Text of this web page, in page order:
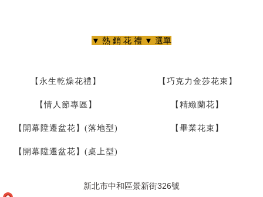
▼ 熱 銷 花 禮 ▼ 選單
【永生乾燥花禮】 【巧克力金莎花束】
【情人節專區】 【精緻蘭花】
【開幕陞遷盆花】(落地型) 【畢業花束】
【開幕陞遷盆花】(桌上型)
新北市中和區景新街326號